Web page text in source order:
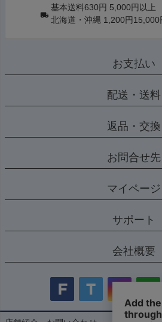
基本送料630円 5,000円以上
北海道・沖縄 1,200円15,000
お支払い
配送・送料
返品・交換
お問合せ先
マイページ
サポート
会社概要